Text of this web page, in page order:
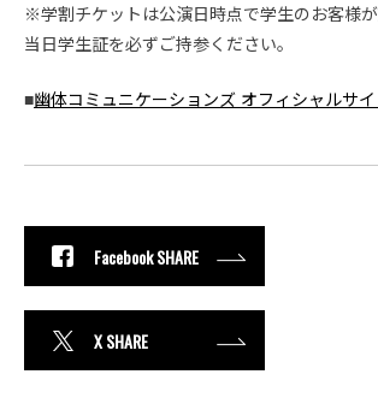
※学割チケットは公演日時点で学生のお客様が
当日学生証を必ずご持参ください。
■幽体コミュニケーションズ オフィシャルサイ
Facebook SHARE
X SHARE